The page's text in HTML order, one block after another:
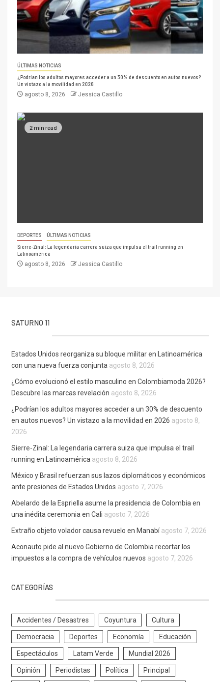
ÚLTIMAS NOTICIAS
¿Podrían los adultos mayores acceder a un 30% de descuento en autos nuevos?
Un vistazo a la movilidad en 2026
agosto 8, 2026 Jessica Castillo
2 min read
DEPORTES ÚLTIMAS NOTICIAS
Sierre-Zinal: La legendaria carrera suiza que impulsa el trail running en
Latinoamérica
agosto 8, 2026 Jessica Castillo
SATURNO 11
Estados Unidos reorganiza su bloque militar en Latinoamérica
con una nueva fuerza conjunta agosto 8, 2026
¿Cómo evolucionó el estilo masculino en Colombiamoda 2026?
Descubre las marcas revelación agosto 8, 2026
¿Podrían los adultos mayores acceder a un 30% de descuento
en autos nuevos? Un vistazo a la movilidad en 2026 agosto 8,
2026
Sierre-Zinal: La legendaria carrera suiza que impulsa el trail
running en Latinoamérica agosto 8, 2026
México y Brasil refuerzan sus lazos diplomáticos y económicos
ante presiones de Estados Unidos agosto 7, 2026
Abelardo de la Espriella asume la presidencia de Colombia en
una inédita ceremonia en Cali agosto 7, 2026
Extraño objeto volador causa revuelo en Manabí agosto 7, 2026
Aconauto pide al nuevo Gobierno de Colombia recortar los
impuestos a la compra de vehículos nuevos agosto 7, 2026
CATEGORÍAS
Accidentes / Desastres Coyuntura Cultura
Democracia Deportes Economía Educación
Espectáculos Latam Verde Mundial 2026
Opinión Periodistas Política Principal